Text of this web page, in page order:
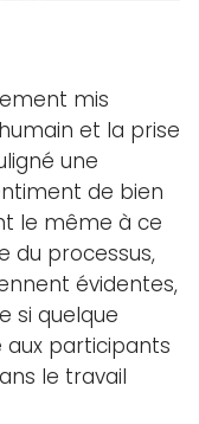
mis
et la prise
une
de bien
le même à ce
du processus,
évidentes,
si quelque
aux participants
le travail